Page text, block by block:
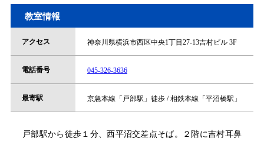
教室情報
アクセス 神奈川県横浜市西区中央1丁目27-13吉村ビル 3F
電話番号 045-326-3636
最寄駅 京急本線「戸部駅」徒歩 / 相鉄本線「平沼橋駅」
戸部駅から徒歩１分、西平沼交差点そば。２階に吉村耳鼻